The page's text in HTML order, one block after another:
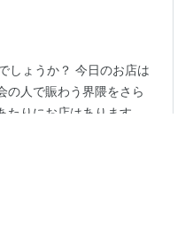
の下味がしっかり目で、